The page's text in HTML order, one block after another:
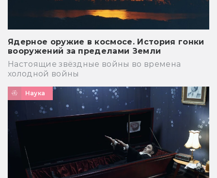
Ядерное оружие в космосе. История гонки
вооружений за пределами Земли
Настоящие звёздные войны во времена
холодной войны
Наука